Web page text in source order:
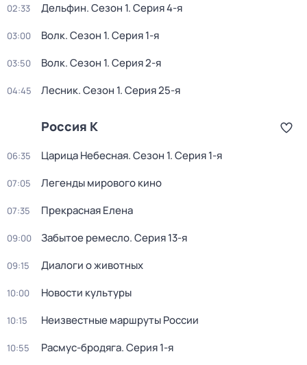
02:33 Дельфин. Сезон 1. Серия 4-я
03:00 Волк. Сезон 1. Серия 1-я
03:50 Волк. Сезон 1. Серия 2-я
04:45 Лесник. Сезон 1. Серия 25-я
Россия К
06:35 Царица Небесная. Сезон 1. Серия 1-я
07:05 Легенды мирового кино
07:35 Прекрасная Елена
09:00 Забытое ремесло. Серия 13-я
09:15 Диалоги о животных
10:00 Новости культуры
10:15 Неизвестные маршруты России
10:55 Расмус-бродяга. Серия 1-я